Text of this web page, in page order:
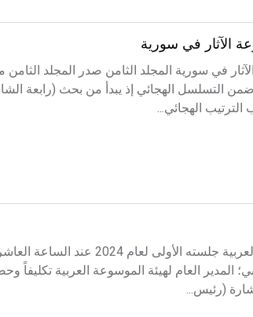
الآثار في سورية
في سورية المجلد الثامن صدر المجلد
التسلسل الهجائي إذ يبدأ من بحث (رابعة
الهجائي...
المدير العام لهيئة الموسوعة العربية
(رئيس...